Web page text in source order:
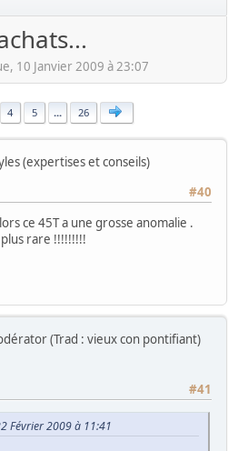
10 Janvier 2009 à 23:07
4 5 ... 26
(expertises et conseils)
#40
ce 45T a une grosse anomalie .
rare !!!!!!!!!
(Trad : vieux con pontifiant)
#41
Février 2009 à 11:41